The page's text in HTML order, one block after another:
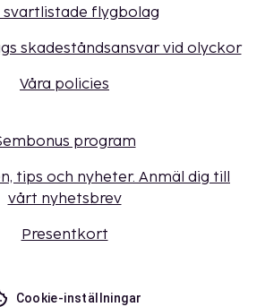
svartlistade flygbolag
skadeståndsansvar vid olyckor
Våra policies
program
tips och nyheter. Anmäl dig till
vårt nyhetsbrev
Presentkort
Cookie-inställningar